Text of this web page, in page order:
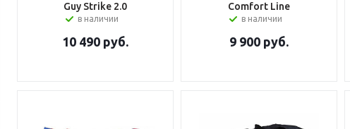
Guy Strike 2.0
в наличии
10 490 руб.
Comfort Line
в наличии
9 900 руб.